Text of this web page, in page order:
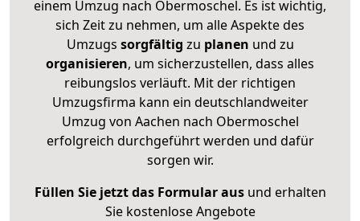
einem Umzug nach Obermoschel. Es ist wichtig,
sich Zeit zu nehmen, um alle Aspekte des
Umzugs sorgfältig zu planen und zu
organisieren, um sicherzustellen, dass alles
reibungslos verläuft. Mit der richtigen
Umzugsfirma kann ein deutschlandweiter
Umzug von Aachen nach Obermoschel
erfolgreich durchgeführt werden und dafür
sorgen wir.
Füllen Sie jetzt das Formular ausund erhalten
Sie kostenlose Angebote